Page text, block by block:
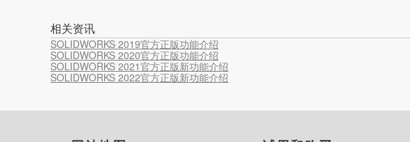
相关资讯
SOLIDWORKS 2019官方正版功能介绍
SOLIDWORKS 2020官方正版功能介绍
SOLIDWORKS 2021官方正版新功能介绍
SOLIDWORKS 2022官方正版新功能介绍